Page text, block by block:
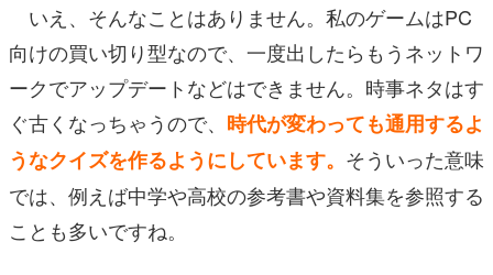
いえ、そんなことはありません。私のゲームはPC
向けの買い切り型なので、一度出したらもうネットワ
ークでアップデートなどはできません。時事ネタはす
ぐ古くなっちゃうので、 時代が変わっても通用するよ
うなクイズを作るようにしています。 そういった意味
では、例えば中学や高校の参考書や資料集を参照する
ことも多いですね。